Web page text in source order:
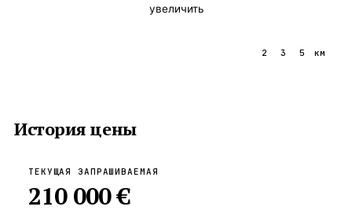
увеличить
2 3 5 км
История цены
ТЕКУЩАЯ ЗАПРАШИВАЕМАЯ
210 000 €